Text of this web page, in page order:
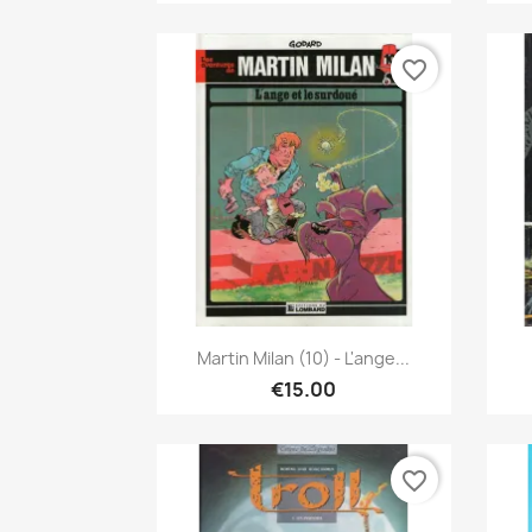
Quick view
Martin Milan (10) - L'ange...
€15.00
favorite_border
favorite_border